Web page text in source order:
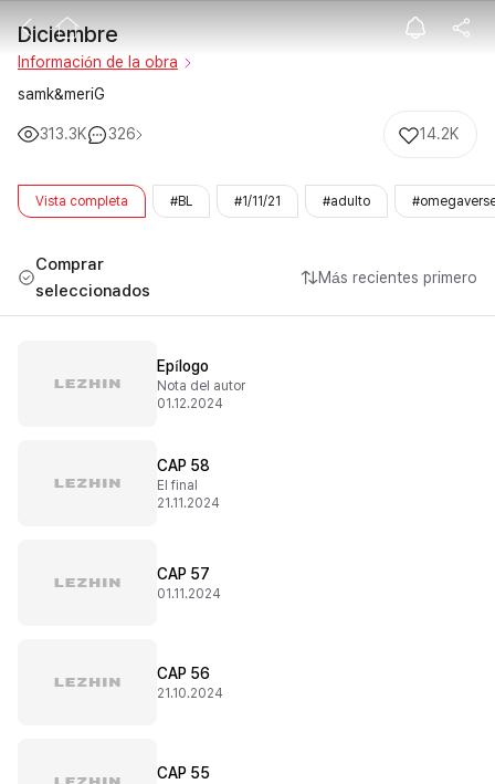
Diciembre
Diciembre
Información de la obra
samk&meriG
313.3K 326 14.2K
Vista completa #BL #1/11/21 #adulto
Comprar
seleccionados
Más recientes primero
Epílogo
Nota del autor
01.12.2024
CAP 58
El final
21.11.2024
CAP 57
01.11.2024
CAP 56
21.10.2024
CAP 55